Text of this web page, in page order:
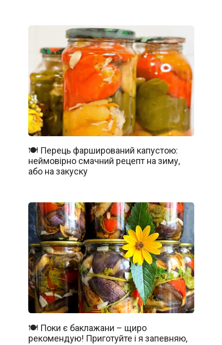
🍽️ Перець фарширований капустою:
неймовірно смачний рецепт на зиму,
або на закуску
🍽️ Поки є баклажани – щиро
рекомендую! Приготуйте і я запевняю,